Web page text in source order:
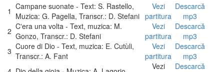
1 Campane suonate - Text: S. Rastello,
Muzica: G. Pagella, Transcr.: D. Stefani
Vezi
partitura
Descarcă
mp3
2 C'era una volta - Text, muzica: M.
Gonzo, Transcr.: D. Stefani
Vezi
partitura
Descarcă
mp3
3 Cuore di Dio - Text, muzica: E. Cutùli,
Transcr.: A. Fant
Vezi
partitura
Descarcă
mp3
Vezi
Descarcă